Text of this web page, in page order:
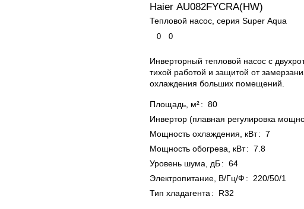
Haier AU082FYCRA(HW)
Тепловой насос, серия Super Aqua
0 0
Инверторный тепловой насос с
тихой работой и защитой от
охлаждения больших помещений.
Площадь, м²: 80
Инвертор (плавная регулировка
Мощность охлаждения, кВт: 7
Мощность обогрева, кВт: 7.8
Уровень шума, дБ: 64
Электропитание, В/Гц/Ф :
220/50/1
Тип хладагента : R32